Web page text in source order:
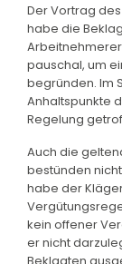
Der Vortrag
habe die
pauschal, um
begründen. Im
Anhaltspunkte
Regelung
Auch die
bestünden
habe der
kein offener
er nicht